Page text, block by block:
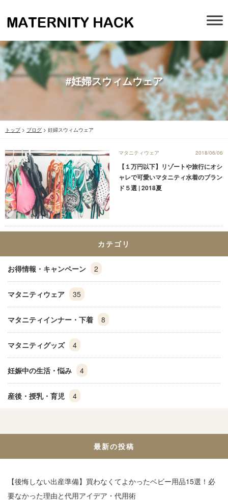
#妊婦スウィムウェア
トップ> ブログ > 妊婦スウィムウェア
マタニティウェア 2018/06/06
【１万円以下】リゾートや旅行にオシ
ャレで可愛いマタニティ水着のブラン
ド５選 | 2018夏
カテゴリ
お得情報・キャンペーン 2
マタニティウェア 35
マタニティインナー・下着 8
マタニティグッズ 4
妊娠中の生活・悩み 4
産後・授乳・育児 4
最新の投稿
【後悔しない出産準備】買わなくてよかったベビー用品15選！必
要なかった理由と代用アイデア・代用術